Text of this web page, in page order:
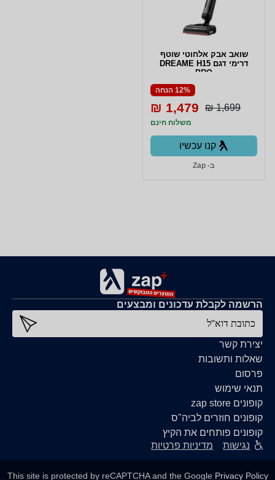
שואב אבק אלחוטי שוטף
דרימי דגם DREAME H15
PRO
12% הנחה
1,699 ₪
1,479 ₪
משלוח חינם
קנו עכשיו
ב- Zap
יצירת קשר
שאלות ותשובות
פרסום
תנאי שימוש
קופונים zap store
קופונים חוזרים לביה"ס
קופונים פותחים את הקיץ
הרשמה לקבלת עדכונים ומבצעים
כתובת דוא''ל
נגישות מדיניות פרטיות
This site is protected by reCAPTCHA and the Google Privacy Policy